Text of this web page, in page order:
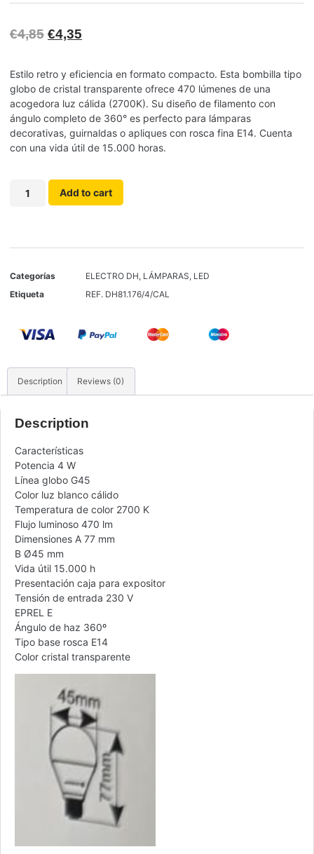
€4,85 €4,35
Estilo retro y eficiencia en formato compacto. Esta bombilla tipo
globo de cristal transparente ofrece 470 lúmenes de una
acogedora luz cálida (2700K). Su diseño de filamento con
ángulo completo de 360° es perfecto para lámparas
decorativas, guirnaldas o apliques con rosca fina E14. Cuenta
con una vida útil de 15.000 horas.
Add to cart
Categorías ELECTRO DH, LÁMPARAS, LED
Etiqueta
REF. DH81.176/4/CAL
Description Reviews (0)
Description
Características
Potencia 4 W
Línea globo G45
Color luz blanco cálido
Temperatura de color 2700 K
Flujo luminoso 470 lm
Dimensiones A 77 mm
B Ø45 mm
Vida útil 15.000 h
Presentación caja para expositor
Tensión de entrada 230 V
EPREL E
Ángulo de haz 360º
Tipo base rosca E14
Color cristal transparente